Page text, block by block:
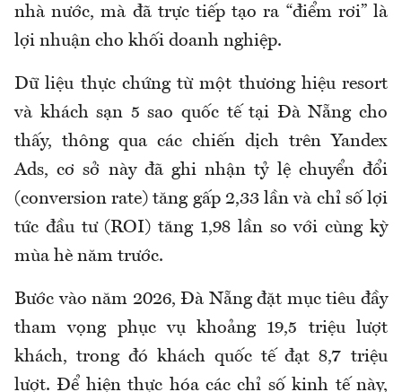
nhà nước, mà đã trực tiếp tạo ra “điểm rơi” là
lợi nhuận cho khối doanh nghiệp.
Dữ liệu thực chứng từ một thương hiệu resort
và khách sạn 5 sao quốc tế tại Đà Nẵng cho
thấy, thông qua các chiến dịch trên Yandex
Ads, cơ sở này đã ghi nhận tỷ lệ chuyển đổi
(conversion rate) tăng gấp 2,33 lần và chỉ số lợi
tức đầu tư (ROI) tăng 1,98 lần so với cùng kỳ
mùa hè năm trước.
Bước vào năm 2026, Đà Nẵng đặt mục tiêu đầy
tham vọng phục vụ khoảng 19,5 triệu lượt
khách, trong đó khách quốc tế đạt 8,7 triệu
lượt. Để hiện thực hóa các chỉ số kinh tế này,